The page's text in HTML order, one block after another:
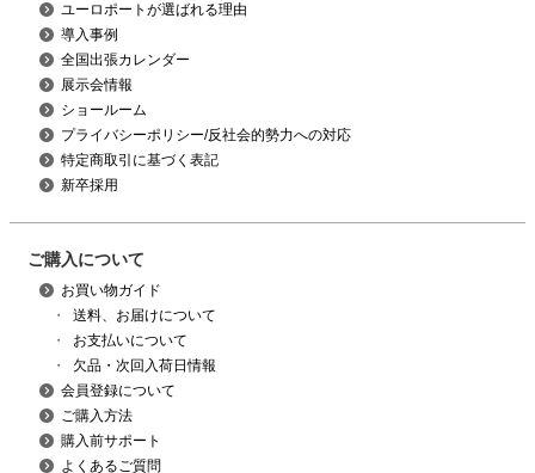
ユーロポートが選ばれる理由
導入事例
全国出張カレンダー
展示会情報
ショールーム
プライバシーポリシー/反社会的勢力への対応
特定商取引に基づく表記
新卒採用
ご購入について
お買い物ガイド
・
送料、お届けについて
・
お支払いについて
・
欠品・次回入荷日情報
会員登録について
ご購入方法
購入前サポート
よくあるご質問